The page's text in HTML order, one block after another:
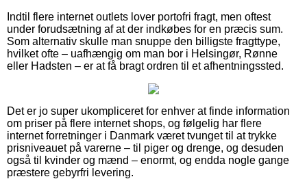
Indtil flere internet outlets lover portofri fragt, men oftest
under forudsætning af at der indkøbes for en præcis sum.
Som alternativ skulle man snuppe den billigste fragttype,
hvilket ofte – uafhængig om man bor i Helsingør, Rønne
eller Hadsten – er at få bragt ordren til et afhentningssted.
Det er jo super ukompliceret for enhver at finde information
om priser på flere internet shops, og følgelig har flere
internet forretninger i Danmark været tvunget til at trykke
prisniveauet på varerne – til piger og drenge, og desuden
også til kvinder og mænd – enormt, og endda nogle gange
præstere gebyrfri levering.